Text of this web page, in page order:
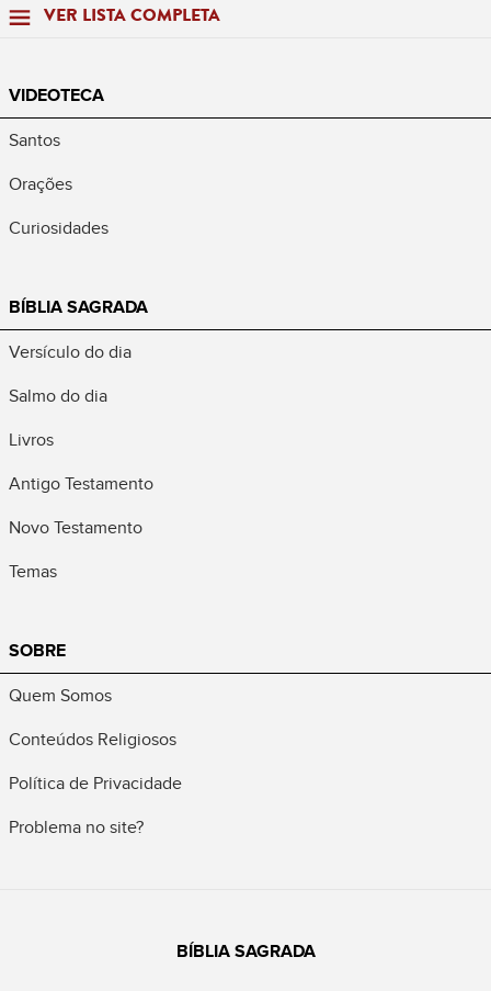
VER LISTA COMPLETA
VIDEOTECA
Santos
Orações
Curiosidades
BÍBLIA SAGRADA
Versículo do dia
Salmo do dia
Livros
Antigo Testamento
Novo Testamento
Temas
SOBRE
Quem Somos
Conteúdos Religiosos
Política de Privacidade
Problema no site?
BÍBLIA SAGRADA